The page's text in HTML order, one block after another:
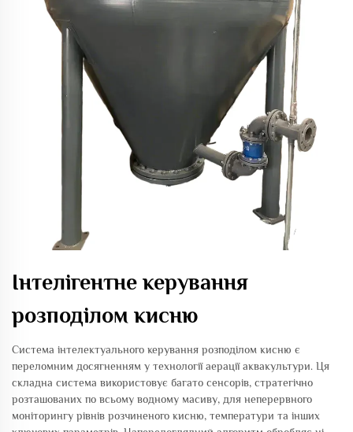
Інтелігентне керування
розподілом кисню
Система інтелектуального керування розподілом кисню є
переломним досягненням у технології аерації аквакультури. Ця
складна система використовує багато сенсорів, стратегічно
розташованих по всьому водному масиву, для неперервного
моніторингу рівнів розчиненого кисню, температури та інших